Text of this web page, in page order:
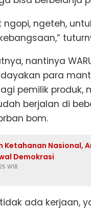
ngopi, ngeteh,
nantinya
para
pemilik produk,
berjalan di
bom.
Ketahanan Nasional,
Demokrasi
WIB
ada kerjaan,